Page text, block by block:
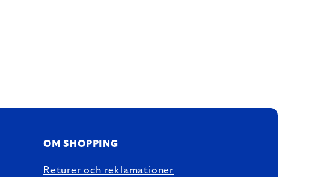
OM SHOPPING
Returer och reklamationer